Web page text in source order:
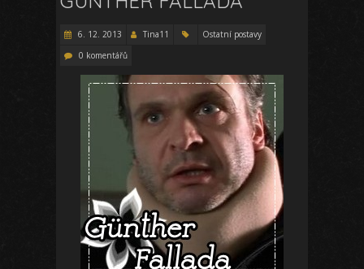
6. 12. 2013 Tina11
Ostatní postavy
0 komentářů